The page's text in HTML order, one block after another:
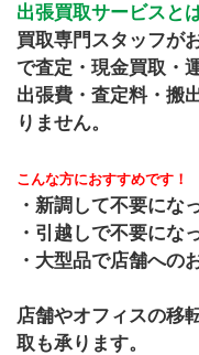
出張買取サービスと
買取専門スタッフが
で査定・現金買取・
出張費・査定料・搬
りません。
こんな方におすすめです！
・新調して不要にな
・引越しで不要にな
・大型品で店舗への
店舗やオフィスの移
取も承ります。